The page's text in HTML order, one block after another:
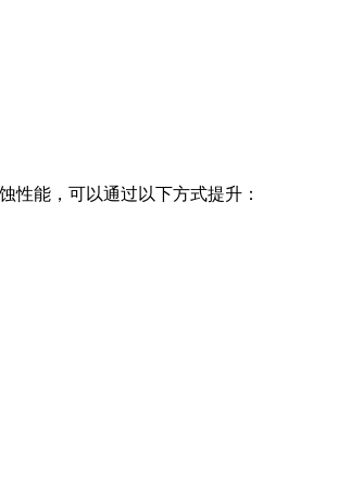
性能，可以通过以下方式提升：